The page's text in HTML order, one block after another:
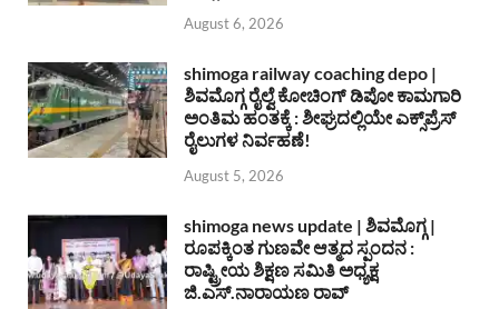
August 6, 2026
shimoga railway coaching depo |
ಶಿವಮೊಗ್ಗ ರೈಲ್ವೆ ಕೋಚಿಂಗ್ ಡಿಪೋ ಕಾಮಗಾರಿ
ಅಂತಿಮ ಹಂತಕ್ಕೆ : ಶೀಘ್ರದಲ್ಲಿಯೇ ಎಕ್ಸ್‌ಪ್ರೆಸ್
ರೈಲುಗಳ ನಿರ್ವಹಣೆ!
August 5, 2026
shimoga news update | ಶಿವಮೊಗ್ಗ |
ರೂಪಕ್ಕಿಂತ ಗುಣವೇ ಆತ್ಮದ ಸ್ಪಂದನ :
ರಾಷ್ಟ್ರೀಯ ಶಿಕ್ಷಣ ಸಮಿತಿ ಅಧ್ಯಕ್ಷ
ಜಿ.ಎಸ್.ನಾರಾಯಣ ರಾವ್